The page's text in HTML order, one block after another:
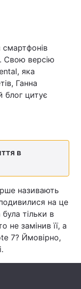
Свою версію
яка
Ганна
блог цитує
в
називають
на це
тільки в
не замінив її, а
7? Ймовірно,